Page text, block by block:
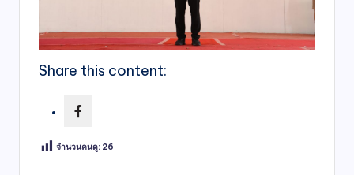
Share this content:
จำนวนคนดู: 26